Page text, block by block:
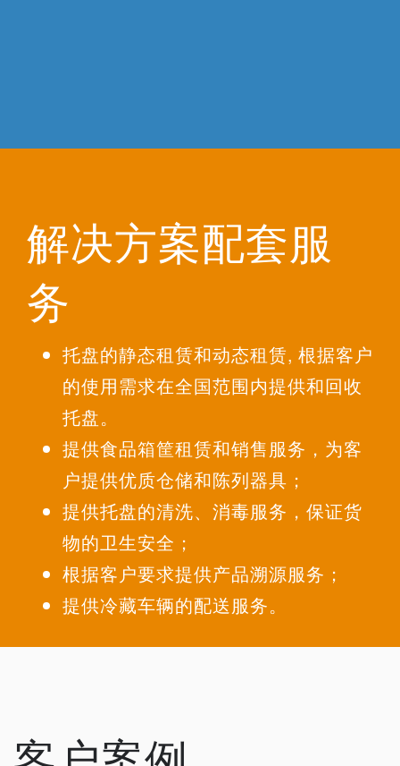
解决方案配套服
务
托盘的静态租赁和动态租赁, 根据客户
的使用需求在全国范围内提供和回收
托盘。
提供食品箱筐租赁和销售服务，为客
户提供优质仓储和陈列器具；
提供托盘的清洗、消毒服务，保证货
物的卫生安全；
根据客户要求提供产品溯源服务；
提供冷藏车辆的配送服务。